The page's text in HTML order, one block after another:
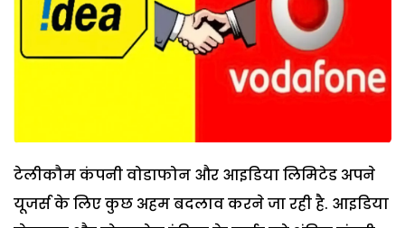
टेलीकौम कंपनी वोडाफोन और आइडिया लिमिटेड अपने
यूजर्स के लिए कुछ अहम बदलाव करने जा रही है. आइडिया